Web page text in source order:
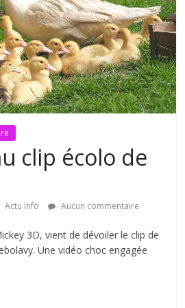
clip écolo de
Actu Info Aucun commentaire
3D, vient de dévoiler le clip de
Une vidéo choc engagée